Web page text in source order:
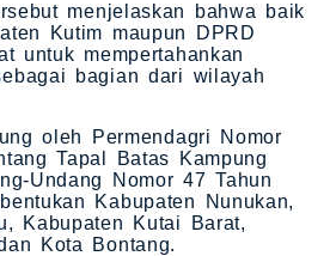
menjelaskan bahwa baik
Kutim maupun DPRD
untuk mempertahankan
bagian dari wilayah
oleh Permendagri Nomor
Tapal Batas Kampung
Undang Nomor 47 Tahun
Kabupaten Nunukan,
Kabupaten Kutai Barat,
Kota Bontang.